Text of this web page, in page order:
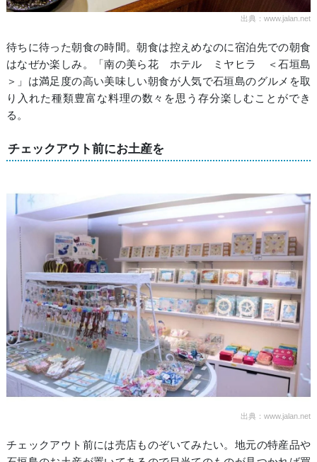
出典：www.jalan.net
待ちに待った朝食の時間。朝食は控えめなのに宿泊先での朝食
はなぜか楽しみ。「南の美ら花 ホテル ミヤヒラ ＜石垣島
＞」は満足度の高い美味しい朝食が人気で石垣島のグルメを取
り入れた種類豊富な料理の数々を思う存分楽しむことができ
る。
チェックアウト前にお土産を
出典：www.jalan.net
チェックアウト前には売店ものぞいてみたい。地元の特産品や